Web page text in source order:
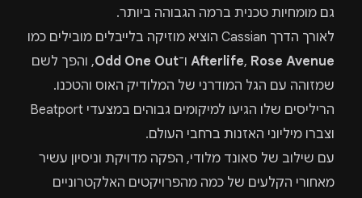
גם מומחיות טכנית ברמה הגבוהה ביותר.
לאורך הדרך Cassian הוציא מוזיקה בלייבלים מובילים כמו
Afterlife, Rose Avenue ו־Odd One Out, והפך לשם
שמזוהה עם הגל המודרני של המלודיק האוס והטכנו.
הריליסים שלו הגיעו למיקומים גבוהים במצעדי Beatport
וצברו מיליוני האזנות ברחבי העולם.
עם שילוב של סאונד מלודי, הפקה מדויקת וניסיון עשיר
מאחורי הקלעים של כמה מהפרויקטים האלקטרוניים